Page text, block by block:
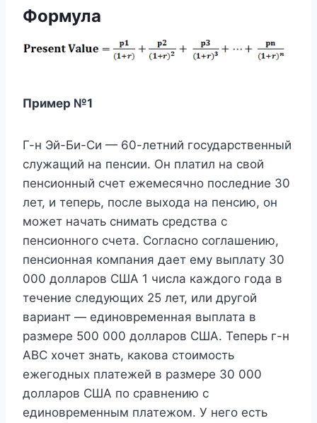
Формула
Пример №1
Г-н Эй-Би-Си — 60-летний государственный
служащий на пенсии. Он платил на свой
пенсионный счет ежемесячно последние 30
лет, и теперь, после выхода на пенсию, он
может начать снимать средства с
пенсионного счета. Согласно соглашению,
пенсионная компания дает ему выплату 30
000 долларов США 1 числа каждого года в
течение следующих 25 лет, или другой
вариант — единовременная выплата в
размере 500 000 долларов США. Теперь г-н
ABC хочет знать, какова стоимость
ежегодных платежей в размере 30 000
долларов США по сравнению с
единовременным платежом. У него есть